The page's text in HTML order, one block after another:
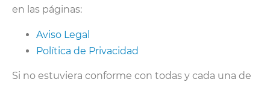
en las páginas:
Aviso Legal
Política de Privacidad
Si no estuviera conforme con todas y cada una de